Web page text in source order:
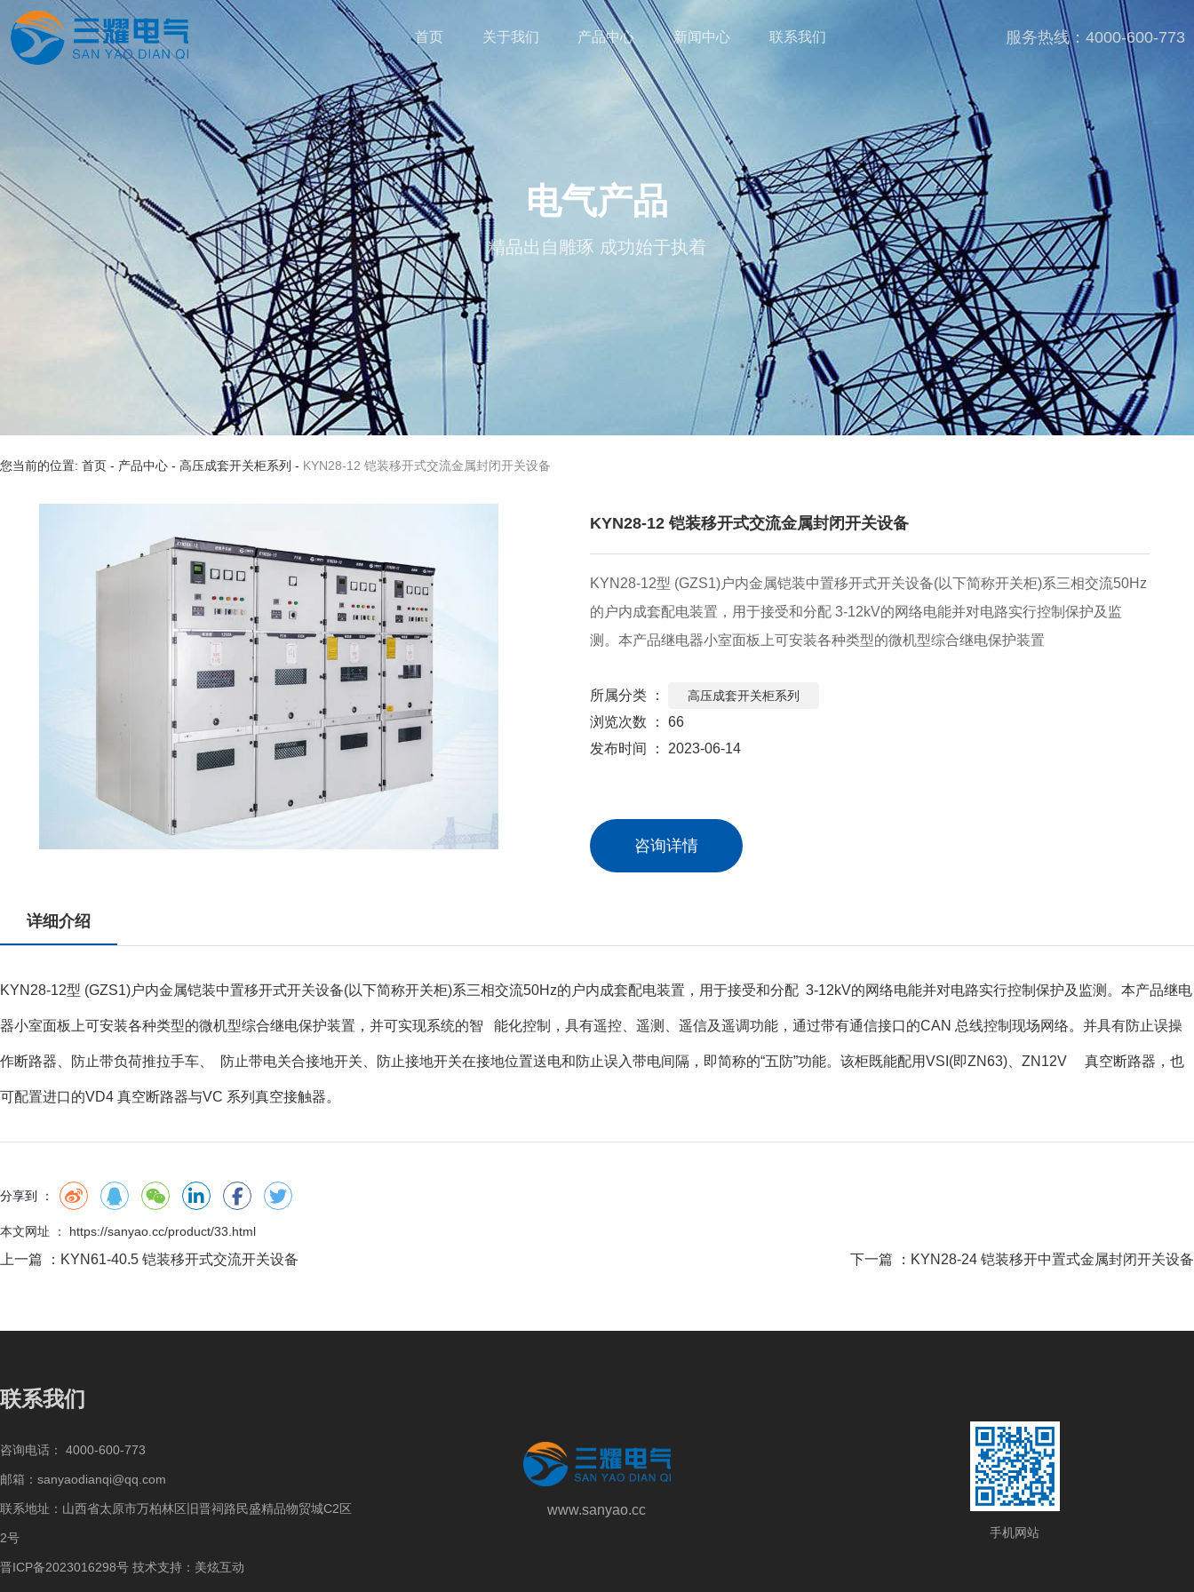
首页 关于我们 产品中心 新闻中心 联系我们 服务热线：4000-600-773
电气产品
精品出自雕琢 成功始于执着
您当前的位置: 首页 - 产品中心 - 高压成套开关柜系列 - KYN28-12 铠装移开式交流金属封闭开关设备
KYN28-12 铠装移开式交流金属封闭开关设备
KYN28-12型 (GZS1)户内金属铠装中置移开式开关设备(以下简称开关柜)系三相交流50Hz
的户内成套配电装置，用于接受和分配 3-12kV的网络电能并对电路实行控制保护及监
测。本产品继电器小室面板上可安装各种类型的微机型综合继电保护装置
所属分类 ： 高压成套开关柜系列
浏览次数 ：66
发布时间 ： 2023-06-14
咨询详情
详细介绍
KYN28-12型 (GZS1)户内金属铠装中置移开式开关设备(以下简称开关柜)系三相交流50Hz的户内成套配电装置，用于接受和分配 3-12kV的网络电能并对电路实行控制保护及监测。本产品继电
器小室面板上可安装各种类型的微机型综合继电保护装置，并可实现系统的智 能化控制，具有遥控、遥测、遥信及遥调功能，通过带有通信接口的CAN 总线控制现场网络。并具有防止误操
作断路器、防止带负荷推拉手车、 防止带电关合接地开关、防止接地开关在接地位置送电和防止误入带电间隔，即简称的“五防”功能。该柜既能配用VSI(即ZN63)、ZN12V 真空断路器，也
可配置进口的VD4 真空断路器与VC 系列真空接触器。
分享到 ：
本文网址 ： https://sanyao.cc/product/33.html
上一篇 ： KYN61-40.5 铠装移开式交流开关设备 下一篇 ： KYN28-24 铠装移开中置式金属封闭开关设备
联系我们
咨询电话： 4000-600-773
邮箱：sanyaodianqi@qq.com
联系地址：山西省太原市万柏林区旧晋祠路民盛精品物贸城C2区
2号
晋ICP备2023016298号 技术支持： 美炫互动
www.sanyao.cc
手机网站